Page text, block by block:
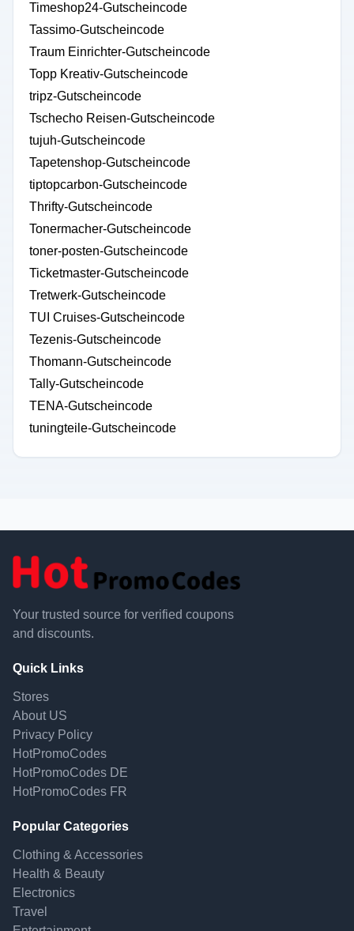
Timeshop24-Gutscheincode
Tassimo-Gutscheincode
Traum Einrichter-Gutscheincode
Topp Kreativ-Gutscheincode
tripz-Gutscheincode
Tschecho Reisen-Gutscheincode
tujuh-Gutscheincode
Tapetenshop-Gutscheincode
tiptopcarbon-Gutscheincode
Thrifty-Gutscheincode
Tonermacher-Gutscheincode
toner-posten-Gutscheincode
Ticketmaster-Gutscheincode
Tretwerk-Gutscheincode
TUI Cruises-Gutscheincode
Tezenis-Gutscheincode
Thomann-Gutscheincode
Tally-Gutscheincode
TENA-Gutscheincode
tuningteile-Gutscheincode
Your trusted source for verified coupons
and discounts.
Quick Links
Stores
About US
Privacy Policy
HotPromoCodes
HotPromoCodes DE
HotPromoCodes FR
Popular Categories
Clothing & Accessories
Health & Beauty
Electronics
Travel